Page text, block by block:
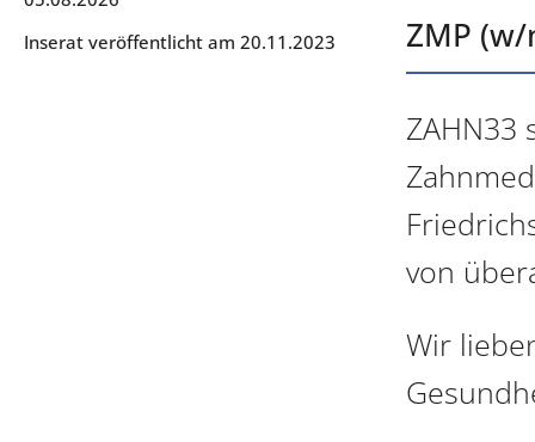
Inserat veröffentlicht am 20.11.2023
ZMP
von
Wir